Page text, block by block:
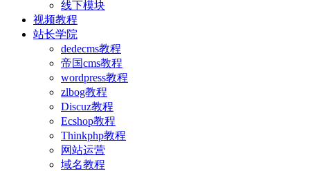
线下模块
视频教程
站长学院
dedecms教程
帝国cms教程
wordpress教程
zlbog教程
Discuz教程
Ecshop教程
Thinkphp教程
网站运营
域名教程